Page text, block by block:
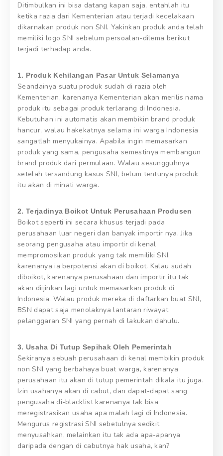
Ditimbulkan ini bisa datang kapan saja, entahlah itu
ketika razia dari Kementerian atau terjadi kecelakaan
dikarnakan produk non SNI. Yakinkan produk anda telah
memiliki logo SNI sebelum persoalan-dilema berikut
terjadi terhadap anda.
1. Produk Kehilangan Pasar Untuk Selamanya
Seandainya suatu produk sudah di razia oleh
Kementerian, karenanya Kementerian akan merilis nama
produk itu sebagai produk terlarang di Indonesia.
Kebutuhan ini automatis akan membikin brand produk
hancur, walau hakekatnya selama ini warga Indonesia
sangatlah menyukainya. Apabila ingin memasarkan
produk yang sama, pengusaha semestinya membangun
brand produk dari permulaan. Walau sesungguhnya
setelah tersandung kasus SNI, belum tentunya produk
itu akan di minati warga.
2. Terjadinya Boikot Untuk Perusahaan Produsen
Boikot seperti ini secara khusus terjadi pada
perusahaan luar negeri dan banyak importir nya. Jika
seorang pengusaha atau importir di kenal
mempromosikan produk yang tak memiliki SNI,
karenanya ia berpotensi akan di boikot. Kalau sudah
diboikot, karenanya perusahaan dan importir itu tak
akan diijinkan lagi untuk memasarkan produk di
Indonesia. Walau produk mereka di daftarkan buat SNI,
BSN dapat saja menolaknya lantaran riwayat
pelanggaran SNI yang pernah di lakukan dahulu.
3. Usaha Di Tutup Sepihak Oleh Pemerintah
Sekiranya sebuah perusahaan di kenal membikin produk
non SNI yang berbahaya buat warga, karenanya
perusahaan itu akan di tutup pemerintah dikala itu juga.
Izin usahanya akan di cabut, dan dapat-dapat sang
pengusaha di-blacklist karenanya tak bisa
meregistrasikan usaha apa malah lagi di Indonesia.
Mengurus registrasi SNI sebetulnya sedikit
menyusahkan, melainkan itu tak ada apa-apanya
daripada dengan di cabutnya hak usaha, kan?